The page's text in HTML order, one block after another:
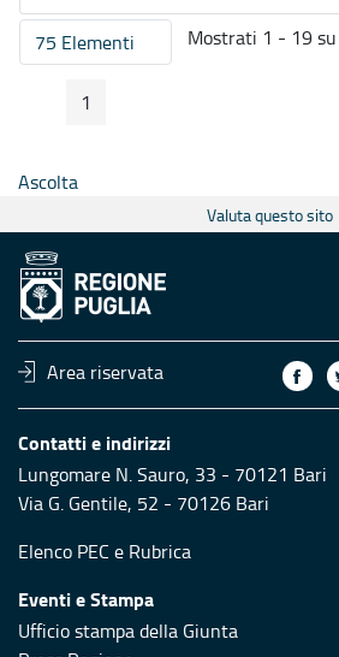
75 ElementiPer pagina
Mostrati 1 - 19
Pagina Precedente
Pagina
1
Ascolta
Valuta questo sito
Area riservata
Contatti e indirizzi
Lungomare N. Sauro, 33 - 70121 Bari
Via G. Gentile, 52 - 70126 Bari
Elenco PEC e Rubrica
Eventi e Stampa
Ufficio stampa della Giunta